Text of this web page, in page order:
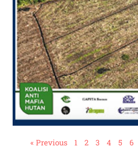
« Previous 1 2 3 4 5 6